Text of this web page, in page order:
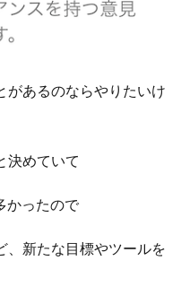
があるのならやりたいけ
決めていて
かったので
、新たな目標やツールを